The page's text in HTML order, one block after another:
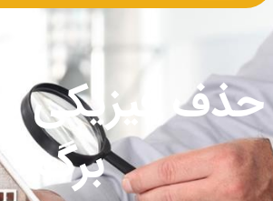
حذف فیزیکی
برگ